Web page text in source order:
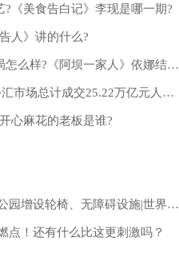
?《美食告白记》李现是哪一期?
人》讲的什么?
怎么样?《阿坝一家人》依娜结局
市场总计成交25.22万亿元人民
心麻花的老板是谁?
园增设轮椅、无障碍设施|世界热
点！还有什么比这更刺激吗？